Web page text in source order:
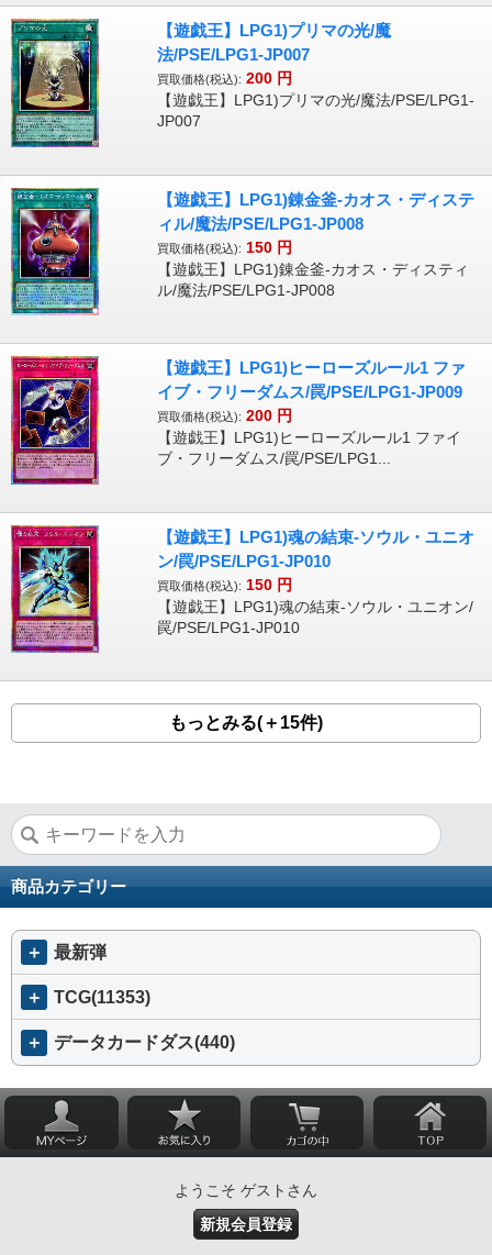
【遊戯王】LPG1)プリマの光/魔
法/PSE/LPG1-JP007
買取価格(税込): 200 円
【遊戯王】LPG1)プリマの光/魔法/PSE/LPG1-
JP007
【遊戯王】LPG1)錬金釜-カオス・ディステ
ィル/魔法/PSE/LPG1-JP008
買取価格(税込): 150 円
【遊戯王】LPG1)錬金釜-カオス・ディスティ
ル/魔法/PSE/LPG1-JP008
【遊戯王】LPG1)ヒーローズルール1 ファ
イブ・フリーダムス/罠/PSE/LPG1-JP009
買取価格(税込): 200 円
【遊戯王】LPG1)ヒーローズルール1 ファイ
ブ・フリーダムス/罠/PSE/LPG1...
【遊戯王】LPG1)魂の結束-ソウル・ユニオ
ン/罠/PSE/LPG1-JP010
買取価格(税込): 150 円
【遊戯王】LPG1)魂の結束-ソウル・ユニオン/
罠/PSE/LPG1-JP010
もっとみる(＋15件)
商品カテゴリー
＋ 最新弾
＋ TCG(11353)
＋ データカードダス(440)
ようこそ ゲストさん
新規会員登録